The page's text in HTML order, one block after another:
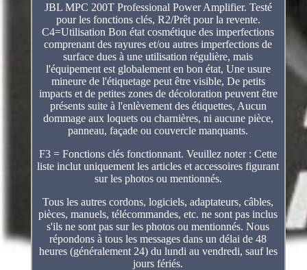
JBL MPC 200T Professional Power Amplifier. Testé
pour les fonctions clés, R2/Prêt pour la revente.
C4=Utilisation Bon état cosmétique des imperfections
comprenant des rayures et/ou autres imperfections de
surface dues à une utilisation régulière, mais
l'équipement est globalement en bon état, Une usure
mineure de l'étiquetage peut être visible, De petits
impacts et de petites zones de décoloration peuvent être
présents suite à l'enlèvement des étiquettes, Aucun
dommage aux loquets ou charnières, ni aucune pièce,
panneau, façade ou couvercle manquants.
F3 = Fonctions clés fonctionnant. Veuillez noter : Cette
liste inclut uniquement les articles et accessoires figurant
sur les photos ou mentionnés.
Tous les autres cordons, logiciels, adaptateurs, câbles,
pièces, manuels, télécommandes, etc. ne sont pas inclus
s'ils ne sont pas sur les photos ou mentionnés. Nous
répondons à tous les messages dans un délai de 48
heures (généralement 24) du lundi au vendredi, sauf les
jours fériés.